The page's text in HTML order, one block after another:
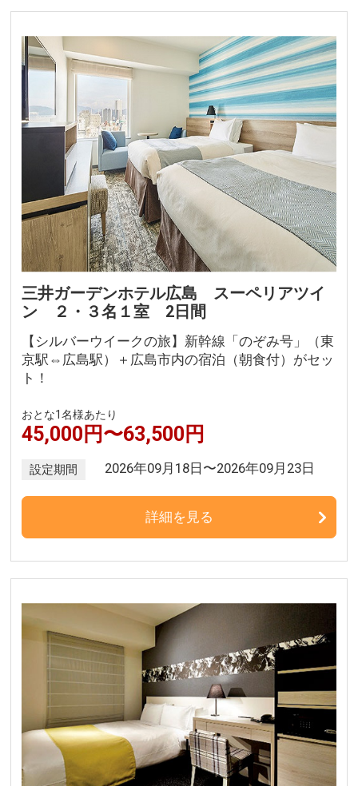
東北発
北陸発
九州発
周辺の宿泊施設
三井ガーデンホテル広島 スーペリアツイ
ン ２・３名１室 2日間
【シルバーウイークの旅】新幹線「のぞみ号」（東
京駅⇔広島駅）＋広島市内の宿泊（朝食付）がセッ
ト！
おとな1名様あたり
45,000円〜63,500円
設定期間 2026年09月18日〜2026年09月23日
詳細を見る